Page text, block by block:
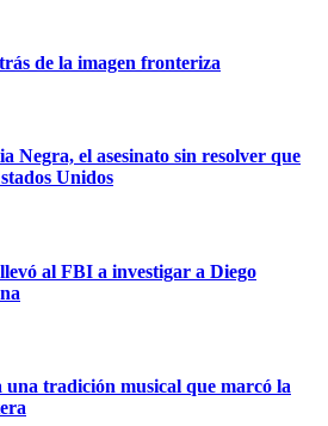
de la imagen fronteriza
Negra, el asesinato sin resolver que
Unidos
al FBI a investigar a Diego
tradición musical que marcó la